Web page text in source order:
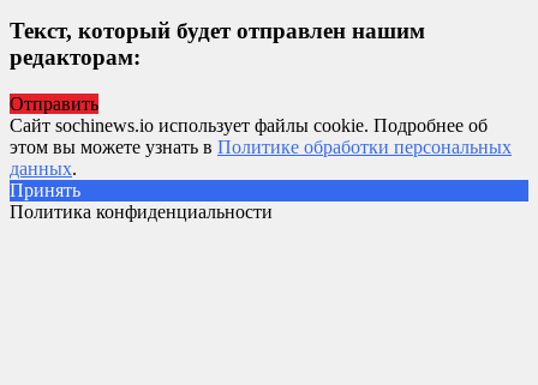
Текст, который будет отправлен нашим
редакторам:
Отправить
Сайт sochinews.io использует файлы cookie. Подробнее об
этом вы можете узнать в Политике обработки персональных
данных.
Принять
Политика конфиденциальности